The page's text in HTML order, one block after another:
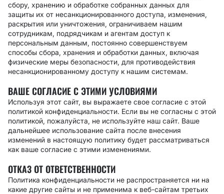
сбору, хранению и обработке собранных данных для
защиты их от несанкционированного доступа, изменения,
раскрытия или уничтожения, ограничиваем нашим
сотрудникам, подрядчикам и агентам доступ к
персональным данным, постоянно совершенствуем
способы сбора, хранения и обработки данных, включая
физические меры безопасности, для противодействия
несанкционированному доступу к нашим системам.
ВАШЕ СОГЛАСИЕ С ЭТИМИ УСЛОВИЯМИ
Используя этот сайт, вы выражаете свое согласие с этой
политикой конфиденциальности. Если вы не согласны с этой
политикой, пожалуйста, не используйте наш сайт. Ваше
дальнейшее использование сайта после внесения
изменений в настоящую политику будет рассматриваться
как ваше согласие с этими изменениями.
ОТКАЗ ОТ ОТВЕТСТВЕННОСТИ
Политика конфиденциальности не распространяется ни на
какие другие сайты и не применима к веб-сайтам третьих